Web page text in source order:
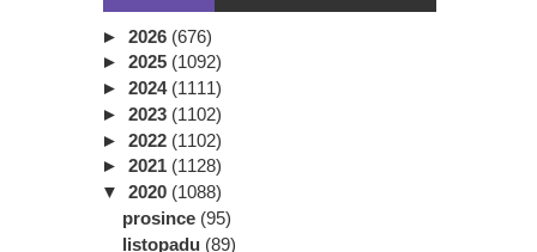
► 2026 (676)
► 2025 (1092)
► 2024 (1111)
► 2023 (1102)
► 2022 (1102)
► 2021 (1128)
▼ 2020 (1088)
prosince (95)
listopadu (89)